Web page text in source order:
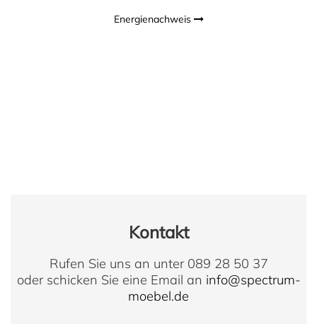
Energienachweis
Kontakt
Rufen Sie uns an unter 089 28 50 37
oder schicken Sie eine Email an info@spectrum-
moebel.de